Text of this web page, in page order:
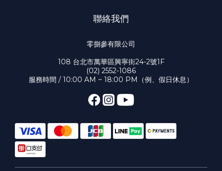
聯絡我們
零捌參有限公司
108 台北市萬華區興寧街24-2號1F
(02) 2552-1086
服務時間 / 10:00 AM ~ 18:00 PM（例、假日休息）